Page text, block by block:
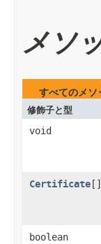
メソ
すべてのメソ
修飾子と型
void
Certificate []
boolean